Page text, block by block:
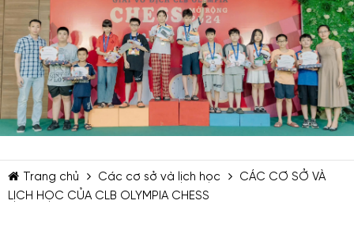
TIẾP TỤC MUA HÀNG
Trang chủ Các cơ sở và lịch học
CÁC CƠ SỞ VÀ
LỊCH HỌC CỦA CLB OLYMPIA CHESS